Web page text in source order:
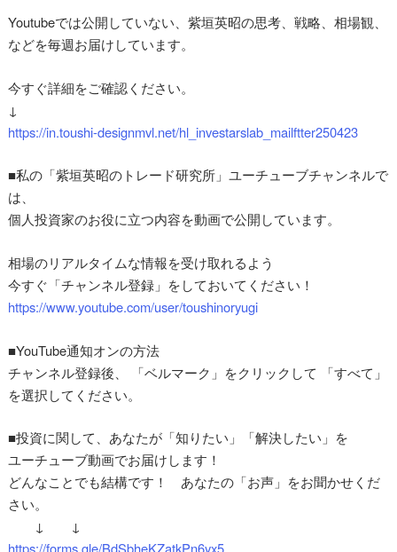
Youtubeでは公開していない、紫垣英昭の思考、戦略、相場観、
などを毎週お届けしています。
今すぐ詳細をご確認ください。
↓
https://in.toushi-designmvl.net/hl_investarslab_mailftter250423
■私の「紫垣英昭のトレード研究所」ユーチューブチャンネルで
は、
個人投資家のお役に立つ内容を動画で公開しています。
相場のリアルタイムな情報を受け取れるよう
今すぐ「チャンネル登録」をしておいてください！
https://www.youtube.com/user/toushinoryugi
■YouTube通知オンの方法
チャンネル登録後、 「ベルマーク」をクリックして 「すべて」
を選択してください。
■投資に関して、あなたが「知りたい」「解決したい」を
ユーチューブ動画でお届けします！
どんなことでも結構です！ あなたの「お声」をお聞かせくだ
さい。
↓ ↓